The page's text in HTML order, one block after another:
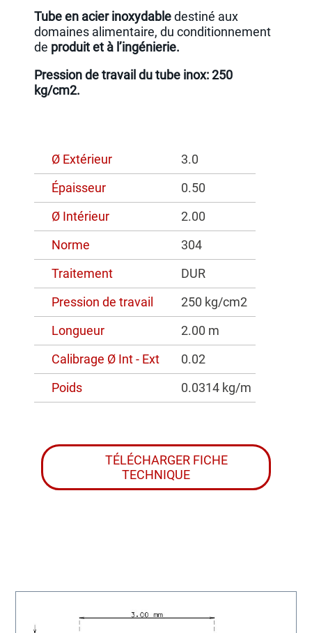
Tube en acier inoxydabledestiné aux
domaines alimentaire, du conditionnement
de produit et à l’ingénierie.
Pression de travail du tube inox: 250
kg/cm2.
Ø Extérieur
3.0
Épaisseur
0.50
Ø Intérieur
2.00
Norme
304
Traitement
DUR
Pression de travail
250 kg/cm2
Longueur
2.00 m
Calibrage Ø Int - Ext
0.02
Poids
0.0314 kg/m
TÉLÉCHARGER FICHE
TECHNIQUE